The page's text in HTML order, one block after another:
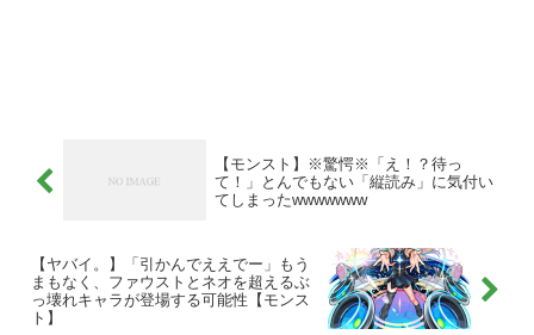
【モンスト】※驚愕※「え！？待っ
て！」とんでもない「縦読み」に気付い
てしまったwwwwwww
【ヤバイ。】「引かんでええでー」もう
まもなく、ファウストとネオを超えるぶ
っ壊れキャラが登場する可能性【モンス
ト】